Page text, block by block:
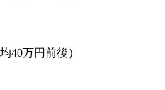
40万円前後）